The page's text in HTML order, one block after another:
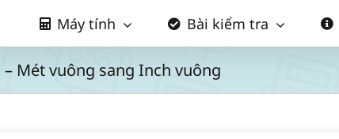
Máy tính Bài kiểm tra
Mét vuông sang Inch vuông